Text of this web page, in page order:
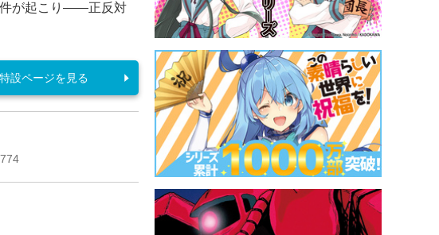
件が起こり――正反対
設ページを見る